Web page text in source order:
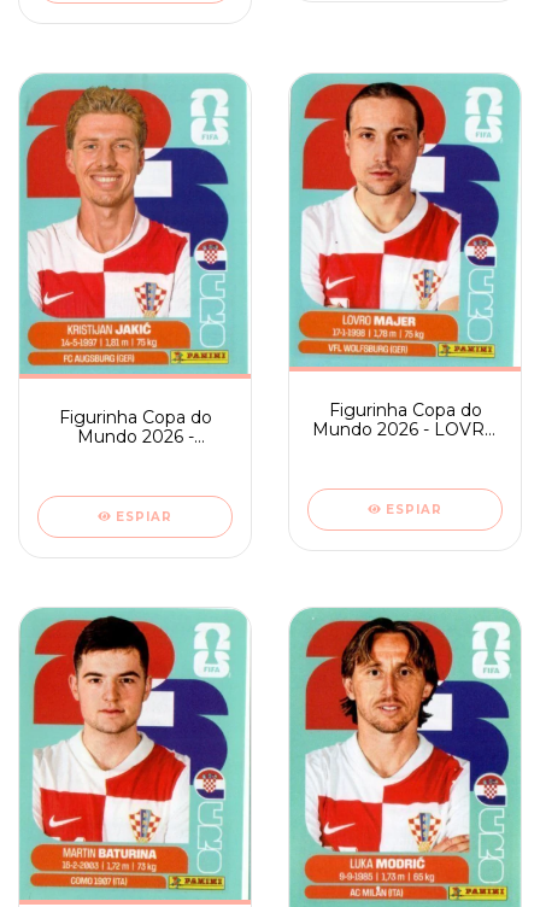
Figurinha Copa do
Mundo 2026 -
ESPIAR
Figurinha Copa do
Mundo 2026 - LOVRO
ESPIAR